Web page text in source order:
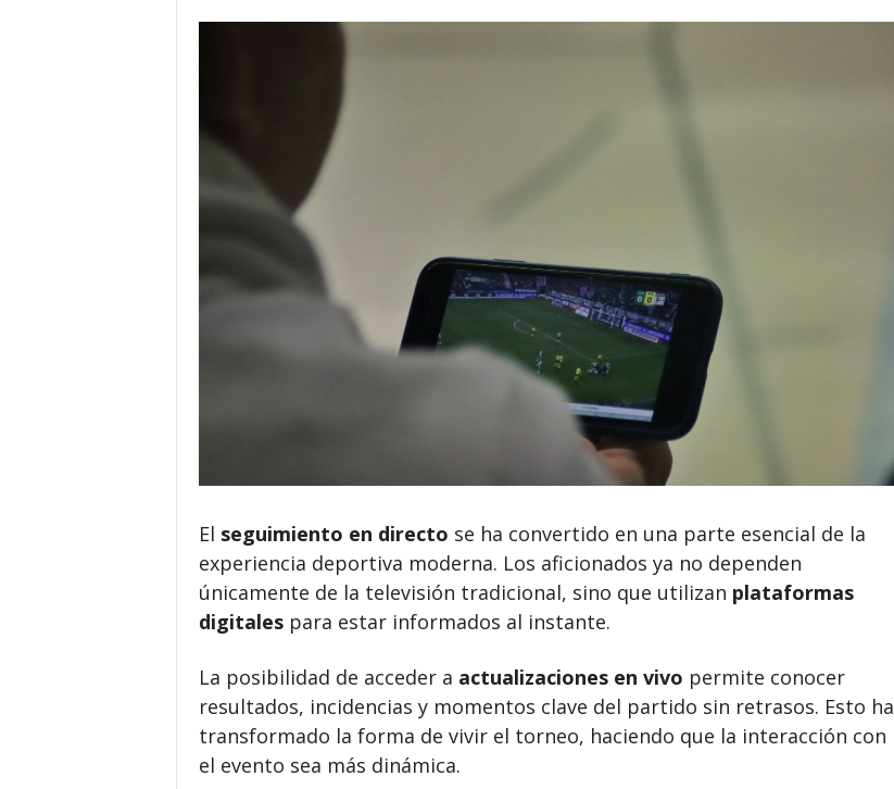
El seguimiento en directo se ha convertido en una parte esencial de la
experiencia deportiva moderna. Los aficionados ya no dependen
únicamente de la televisión tradicional, sino que utilizan plataformas
digitalespara estar informados al instante.
La posibilidad de acceder a actualizaciones en vivo permite conocer
resultados, incidencias y momentos clave del partido sin retrasos. Esto ha
transformado la forma de vivir el torneo, haciendo que la interacción con
el evento sea más dinámica.